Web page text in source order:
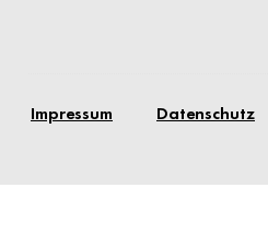
Impressum Datenschutz